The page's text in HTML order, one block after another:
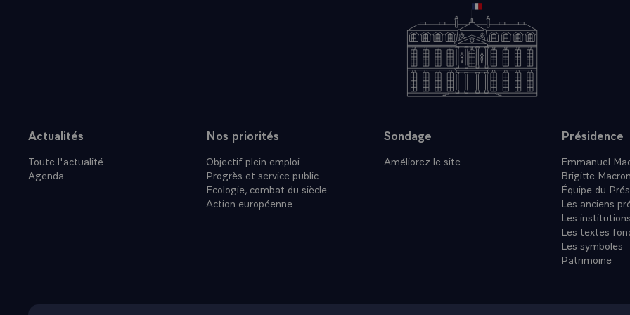
LA PROSPERITE DU PEUPLE BENGALAISÕ¿\
Plan du site
Actualités
Toute l'actualité
Agenda
Nos priorités
Objectif plein emploi
Progrès et service public
Ecologie, combat du siècle
Action européenne
Sondage
Améliorez le site
Présidence
Emmanuel
Brigitte Macron
Équipe du
Les anciens
Les institutions
Les textes
Les symboles
Patrimoine